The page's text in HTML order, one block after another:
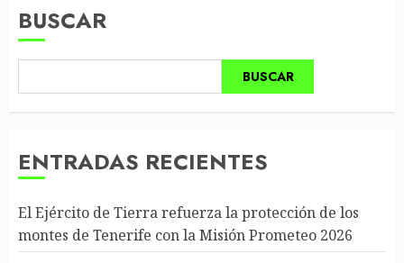
BUSCAR
BUSCAR
ENTRADAS RECIENTES
El Ejército de Tierra refuerza la protección de los
montes de Tenerife con la Misión Prometeo 2026